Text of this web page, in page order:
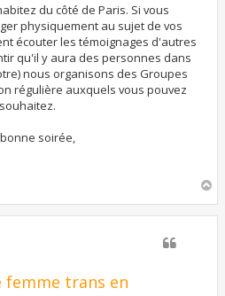
du côté de Paris. Si vous
physiquement au sujet de vos
écouter les témoignages d'autres
qu'il y aura des personnes dans
nous organisons des Groupes
régulière auxquels vous pouvez
soirée,
u
femme trans en